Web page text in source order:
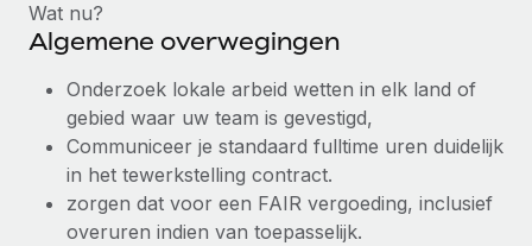
Wat nu?
Algemene overwegingen
Onderzoek lokale arbeid wetten in elk land of
gebied waar uw team is gevestigd,
Communiceer je standaard fulltime uren duidelijk
in het tewerkstelling contract.
zorgen dat voor een FAIR vergoeding, inclusief
overuren indien van toepasselijk.